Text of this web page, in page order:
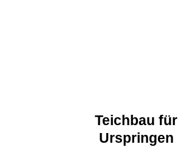
Teichbau für
Urspringen